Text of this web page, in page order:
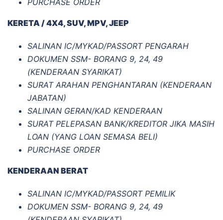
PURCHASE ORDER
KERETA / 4X4, SUV, MPV, JEEP
SALINAN IC/MYKAD/PASSORT PENGARAH
DOKUMEN SSM- BORANG 9, 24, 49
(KENDERAAN SYARIKAT)
SURAT ARAHAN PENGHANTARAN (KENDERAAN
JABATAN)
SALINAN GERAN/KAD KENDERAAN
SURAT PELEPASAN BANK/KREDITOR JIKA MASIH
LOAN (YANG LOAN SEMASA BELI)
PURCHASE ORDER
KENDERAAN BERAT
SALINAN IC/MYKAD/PASSORT PEMILIK
DOKUMEN SSM- BORANG 9, 24, 49